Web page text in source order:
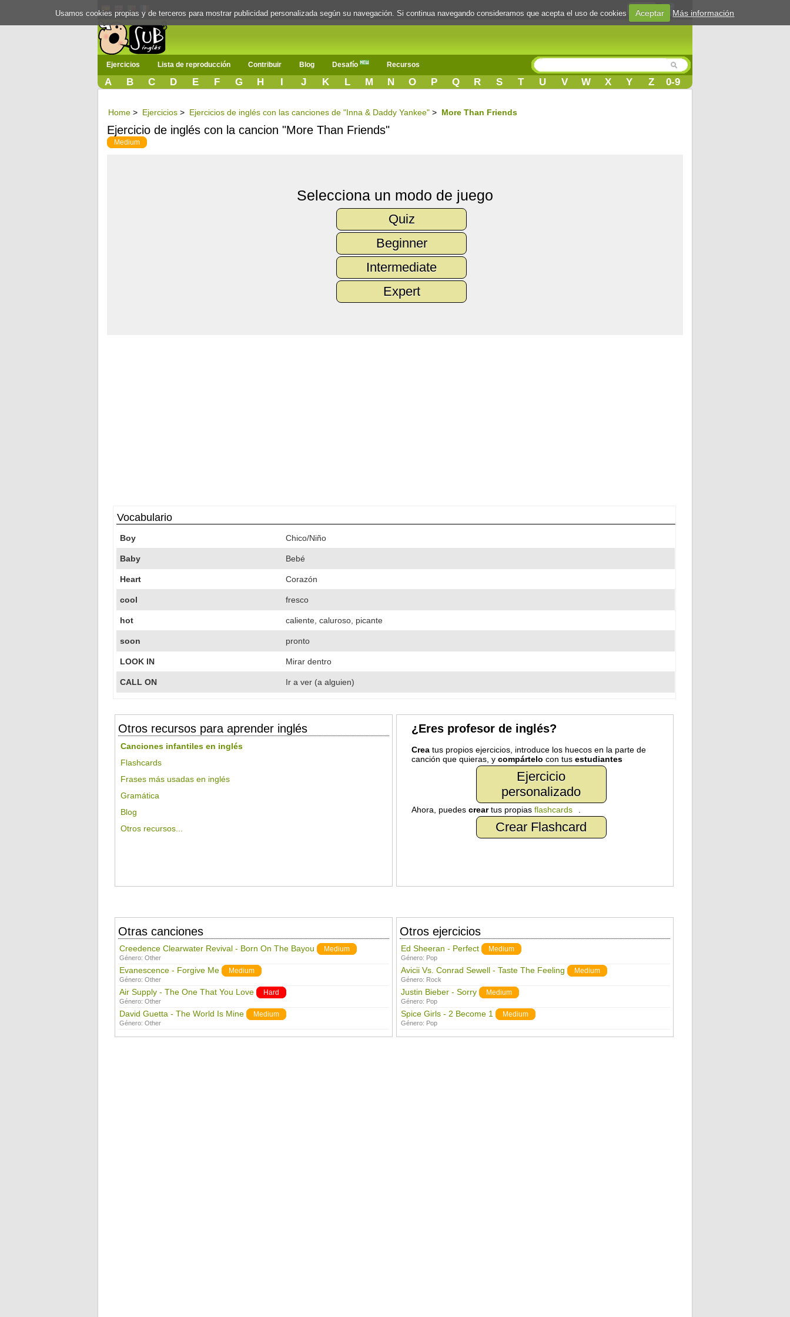
Login
Ejercicios Lista de reproducción Contribuir Blog Desafío Recursos
A B C D E F G H I J K L M N O P Q R S T U V W X Y Z 0-9
Home > Ejercicios > Ejercicios de inglés con las canciones de "Inna & Daddy Yankee" > More Than Friends
Ejercicio de inglés con la cancion "More Than Friends"
Medium
Selecciona un modo de juego
Quiz
Beginner
Intermediate
Expert
Vocabulario
Boy Chico/Niño
Baby Bebé
Heart Corazón
cool fresco
hot caliente, caluroso, picante
soon pronto
LOOK IN Mirar dentro
CALL ON Ir a ver (a alguien)
Otros recursos para aprender inglés
Canciones infantiles en inglés
Flashcards
Frases más usadas en inglés
Gramática
Blog
Otros recursos...
¿Eres profesor de inglés?
Creatus propios ejercicios, introduce los huecos en la parte de
canción que quieras, y compártelo con tus estudiantes
Ejercicio
personalizado
Ahora, puedes creartus propias flashcards
Crear Flashcard
Otras canciones
Creedence Clearwater Revival - Born On The Bayou Medium
Género: Other
Evanescence - Forgive Me Medium
Género: Other
Air Supply - The One That You Love Hard
Género: Other
David Guetta - The World Is Mine Medium
Género: Other
Otros ejercicios
Ed Sheeran - Perfect Medium
Género: Pop
Avicii Vs. Conrad Sewell - Taste The Feeling Medium
Género: Rock
Justin Bieber - Sorry Medium
Género: Pop
Spice Girls - 2 Become 1 Medium
Género: Pop
Usamos cookies propias y de terceros para mostrar publicidad personalizada según su navegación. Si continua navegando consideramos que acepta el uso de cookies Aceptar Más información